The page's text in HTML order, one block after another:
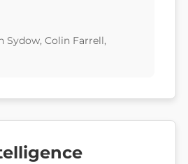
Sydow, Colin Farrell,